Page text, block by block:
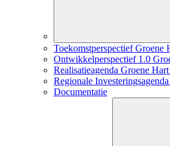
Toekomstperspectief Groene
Ontwikkelperspectief 1.0
Realisatieagenda Groene
Regionale
Documentatie